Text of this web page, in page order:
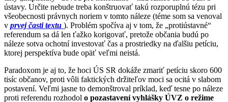
ústavy. Určite nebude treba konštruovať takú rozporuplnú tézu pri
všeobecnosti právnych noriem v tomto náleze (téme som sa venoval
v prvej časti textu ). Problém spočíva aj v tom, že „protiústavné“
referendum sa dá len ťažko korigovať, pretože občania budú po
náleze sotva ochotní investovať čas a prostriedky na ďalšiu petíciu,
ktorej perspektíva bude opäť veľmi neistá.
Paradoxom je aj to, že hoci ÚS SR dokáže zmariť petíciu skoro 600
tisíc občanov, proti vôli faktických držiteľov moci sa ocitá v slabom
postavení. Veľmi jasne to demonštroval príklad, keď tesne po náleze
proti referendu rozhodol o pozastavení vyhlášky ÚVZ o režime